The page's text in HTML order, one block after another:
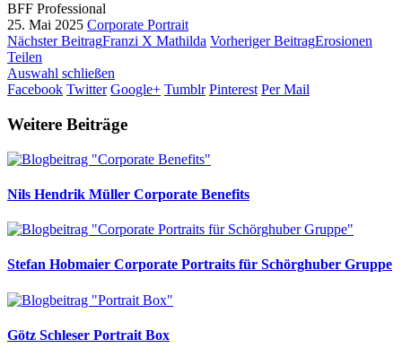
BFF Professional
25. Mai 2025 Corporate Portrait
Nächster BeitragFranzi X Mathilda Vorheriger BeitragErosionen
Teilen
Auswahl schließen
Facebook Twitter Google+ Tumblr Pinterest Per Mail
Weitere Beiträge
Nils Hendrik Müller Corporate Benefits
Stefan Hobmaier Corporate Portraits für Schörghuber Gruppe
Götz Schleser Portrait Box